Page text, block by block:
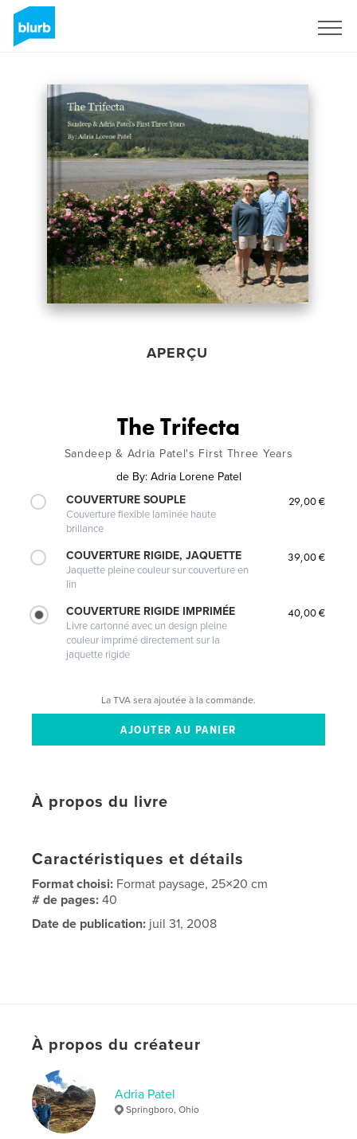
APERÇU
The Trifecta
Sandeep & Adria Patel's First Three Years
de By: Adria Lorene Patel
COUVERTURE SOUPLE
Couverture flexible laminée haute
brillance
29,00 €
COUVERTURE RIGIDE, JAQUETTE
Jaquette pleine couleur sur couverture en
lin
39,00 €
COUVERTURE RIGIDE IMPRIMÉE
Livre cartonné avec un design pleine
couleur imprimé directement sur la
jaquette rigide
40,00 €
La TVA sera ajoutée à la commande.
À propos du livre
Caractéristiques et détails
Format choisi: Format paysage, 25×20 cm
# de pages:40
Date de publication: juil 31, 2008
À propos du créateur
Adria Patel
Springboro, Ohio